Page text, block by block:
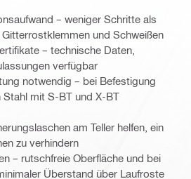
– weniger Schritte als
und Schweißen
– technische Daten,
verfügbar
notwendig – bei Befestigung
mit S-BT und X-BT
am Teller helfen, ein
zu verhindern
– rutschfreie Oberfläche und bei
Überstand über Laufroste